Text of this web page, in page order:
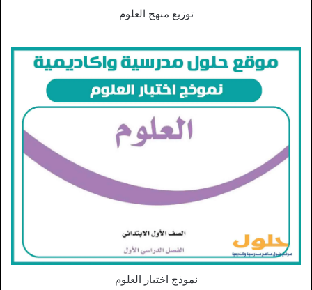
توزيع منهج العلوم
نموذج اختبار العلوم